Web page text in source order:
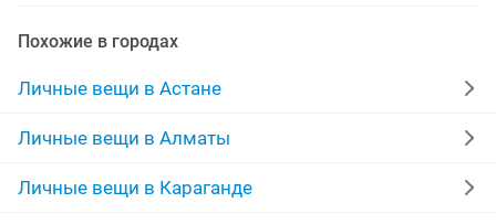
дубленки инвалидные коляски
дубленки мужские кожаные куртки
джинсы куртки мужские
Похожие в городах
Личные вещи в Астане
Личные вещи в Алматы
Личные вещи в Караганде